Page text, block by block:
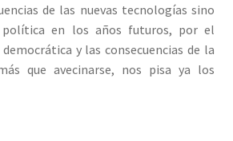
de las nuevas tecnologías sino
en los años futuros, por el
y las consecuencias de la
que avecinarse, nos pisa ya los